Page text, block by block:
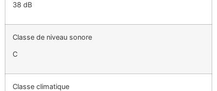
38 dB
Classe de niveau sonore
C
Classe climatique